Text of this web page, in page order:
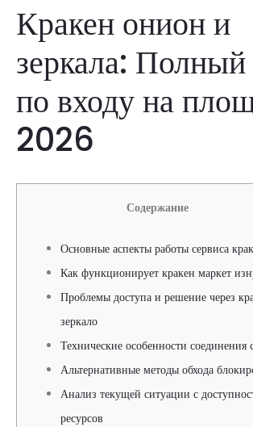
Кракен онион и
зеркала: Полный
по входу на
2026
Содержание
Основные аспекты работы сервиса
Как функционирует кракен маркет
Проблемы доступа и решение через
зеркало
Технические особенности соединения
Альтернативные методы обхода
Анализ текущей ситуации с
ресурсов